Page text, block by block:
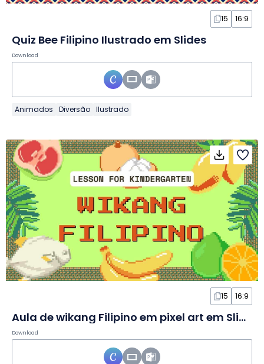
15 16:9
Quiz Bee Filipino Ilustrado em Slides
Download
Animados Diversão Ilustrado
15 16:9
Aula de wikang Filipino em pixel art em Slides
Download